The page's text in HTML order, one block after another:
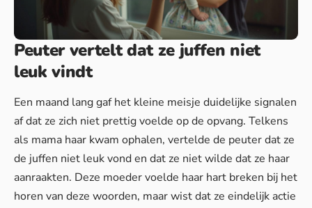
Peuter vertelt dat ze juffen niet
leuk vindt
Een maand lang gaf het kleine meisje duidelijke signalen
af dat ze zich niet prettig voelde op de opvang. Telkens
als mama haar kwam ophalen, vertelde de peuter dat ze
de juffen niet leuk vond en dat ze niet wilde dat ze haar
aanraakten. Deze moeder voelde haar hart breken bij het
horen van deze woorden, maar wist dat ze eindelijk actie